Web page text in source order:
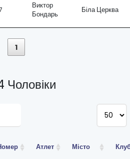
Виктор
Бондарь
Біла Церква
1
Атлет Місто